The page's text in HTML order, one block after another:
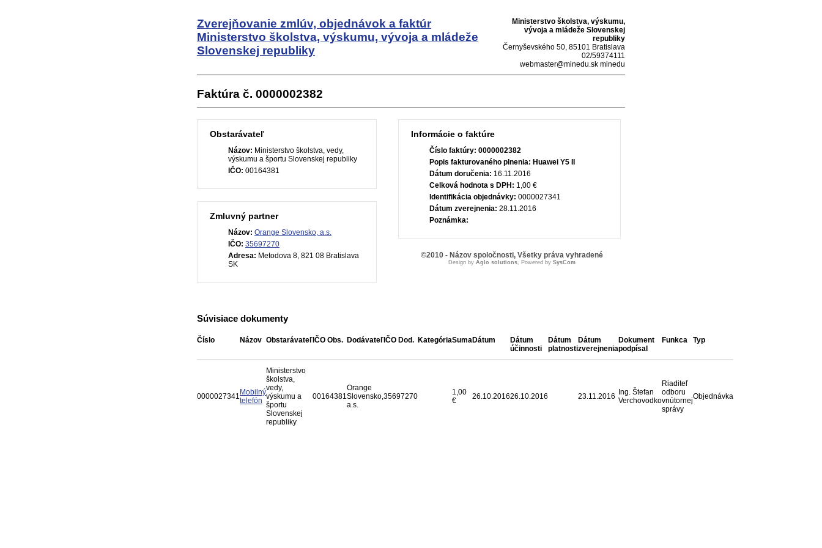
Zverejňovanie zmlúv, objednávok a faktúr
Ministerstvo školstva, výskumu, vývoja a mládeže
Slovenskej republiky
Ministerstvo školstva, výskumu,
vývoja a mládeže Slovenskej
republiky
Černyševského 50, 85101 Bratislava
02/59374111
webmaster@minedu.sk minedu
Faktúra č. 0000002382
Obstarávateľ
Názov: Ministerstvo školstva, vedy,
výskumu a športu Slovenskej republiky
IČO: 00164381
Zmluvný partner
Názov: Orange Slovensko, a.s.
IČO: 35697270
Adresa: Metodova 8, 821 08 Bratislava
SK
Informácie o faktúre
Číslo faktúry: 0000002382
Popis fakturovaného plnenia: Huawei Y5 II
Dátum doručenia: 16.11.2016
Celková hodnota s DPH: 1,00 €
Identifikácia objednávky: 0000027341
Dátum zverejnenia: 28.11.2016
Poznámka:
Súvisiace dokumenty
Číslo Názov Obstarávateľ IČO Obs. Dodávateľ IČO Dod. KategóriaSumaDátum
Dátum
účinnosti
Dátum
platnosti
Dátum
zverejnenia
Dokument
podpísal
Funkca Typ
0000027341 Mobilný
telefón
Ministerstvo
školstva,
vedy,
výskumu a
športu
Slovenskej
republiky
00164381
Orange
Slovensko,
a.s.
35697270
1,00
€
26.10.201626.10.2016 23.11.2016
Ing. Štefan
Verchovodko
Riaditeľ
odboru
vnútornej
správy
Objednávka
©2010 - Názov spoločnosti, Všetky práva vyhradené
Design by Aglo solutions, Powered by SysCom